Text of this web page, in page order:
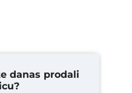
danas prodali